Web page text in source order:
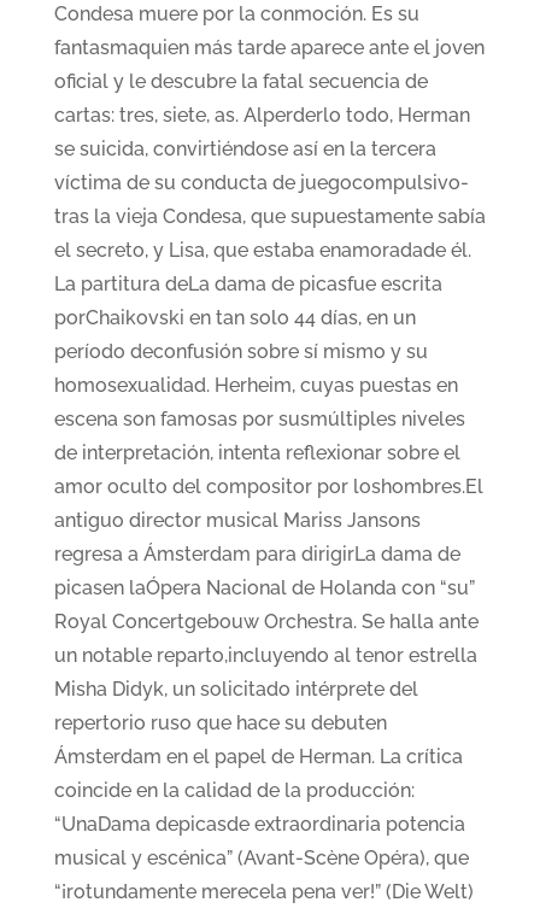
Condesa muere por la conmoción. Es su
fantasmaquien más tarde aparece ante el joven
oficial y le descubre la fatal secuencia de
cartas: tres, siete, as. Alperderlo todo, Herman
se suicida, convirtiéndose así en la tercera
víctima de su conducta de juegocompulsivo-
tras la vieja Condesa, que supuestamente sabía
el secreto, y Lisa, que estaba enamoradade él.
La partitura deLa dama de picasfue escrita
porChaikovski en tan solo 44 días, en un
período deconfusión sobre sí mismo y su
homosexualidad. Herheim, cuyas puestas en
escena son famosas por susmúltiples niveles
de interpretación, intenta reflexionar sobre el
amor oculto del compositor por loshombres.El
antiguo director musical Mariss Jansons
regresa a Ámsterdam para dirigirLa dama de
picasen laÓpera Nacional de Holanda con “su”
Royal Concertgebouw Orchestra. Se halla ante
un notable reparto,incluyendo al tenor estrella
Misha Didyk, un solicitado intérprete del
repertorio ruso que hace su debuten
Ámsterdam en el papel de Herman. La crítica
coincide en la calidad de la producción:
“UnaDama depicasde extraordinaria potencia
musical y escénica” (Avant-Scène Opéra), que
“¡rotundamente merecela pena ver!” (Die Welt)